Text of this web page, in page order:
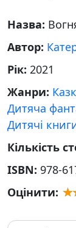
Назва:
Автор:
Рік: 2021
Жанри:
Дитяча
Дитячі
Кількість
ISBN: 978-
Оцінити: